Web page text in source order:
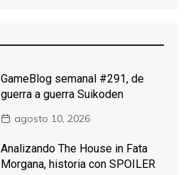
GameBlog semanal #291, de
guerra a guerra Suikoden
agosto 10, 2026
Analizando The House in Fata
Morgana, historia con SPOILER